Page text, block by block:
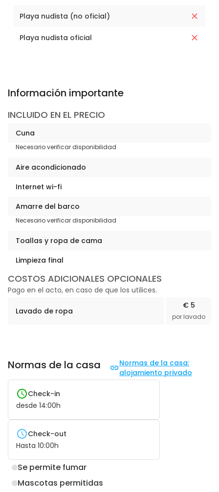
Playa nudista (no oficial)
Playa nudista oficial
Información importante
INCLUIDO EN EL PRECIO
Cuna
Necesario verificar disponibilidad
Aire acondicionado
Internet wi-fi
Amarre del barco
Necesario verificar disponibilidad
Toallas y ropa de cama
Limpieza final
COSTOS ADICIONALES OPCIONALES
Pago en el acto, en caso de que los utilices.
Lavado de ropa
€ 5
por lavado
Normas de la casa
Normas de la casa:
alojamiento privado
Check-in
desde 14:00h
Check-out
Hasta 10:00h
Se permite fumar
Mascotas permitidas